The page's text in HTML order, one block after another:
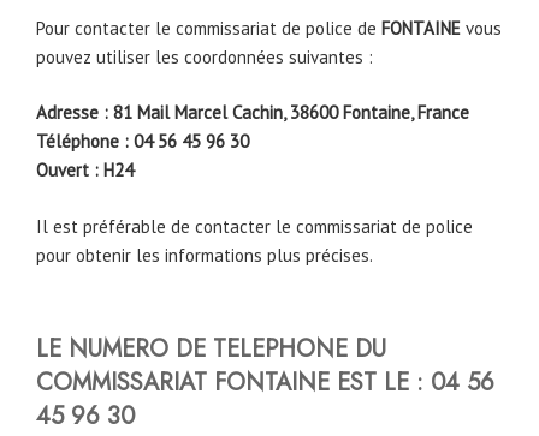
Pour contacter le commissariat de police de FONTAINE vous
pouvez utiliser les coordonnées suivantes :
Adresse : 81 Mail Marcel Cachin, 38600 Fontaine, France
Téléphone : 04 56 45 96 30
Ouvert : H24
Il est préférable de contacter le commissariat de police
pour obtenir les informations plus précises.
LE NUMERO DE TELEPHONE DU
COMMISSARIAT FONTAINE EST LE : 04 56
45 96 30